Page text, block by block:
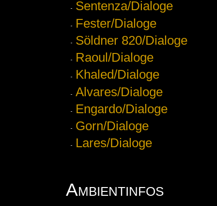
Sentenza/Dialoge
Fester/Dialoge
Söldner 820/Dialoge
Raoul/Dialoge
Khaled/Dialoge
Alvares/Dialoge
Engardo/Dialoge
Gorn/Dialoge
Lares/Dialoge
Ambientinfos